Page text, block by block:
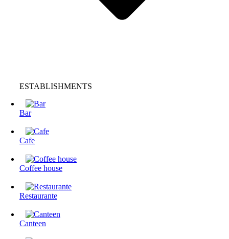
ESTABLISHMENTS
Bar
Cafe
Coffee house
Restaurante
Canteen